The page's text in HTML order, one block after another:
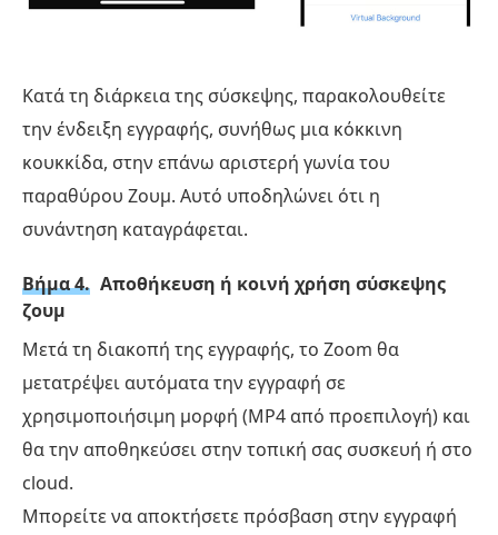
Κατά τη διάρκεια της σύσκεψης, παρακολουθείτε
την ένδειξη εγγραφής, συνήθως μια κόκκινη
κουκκίδα, στην επάνω αριστερή γωνία του
παραθύρου Ζουμ. Αυτό υποδηλώνει ότι η
συνάντηση καταγράφεται.
Βήμα 4. Αποθήκευση ή κοινή χρήση σύσκεψης
ζουμ
Μετά τη διακοπή της εγγραφής, το Zoom θα
μετατρέψει αυτόματα την εγγραφή σε
χρησιμοποιήσιμη μορφή (MP4 από προεπιλογή) και
θα την αποθηκεύσει στην τοπική σας συσκευή ή στο
cloud.
Μπορείτε να αποκτήσετε πρόσβαση στην εγγραφή